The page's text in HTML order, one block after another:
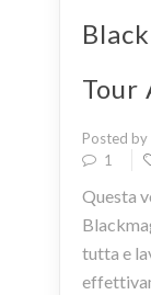
Tour
Posted
1
Questa
tutta e